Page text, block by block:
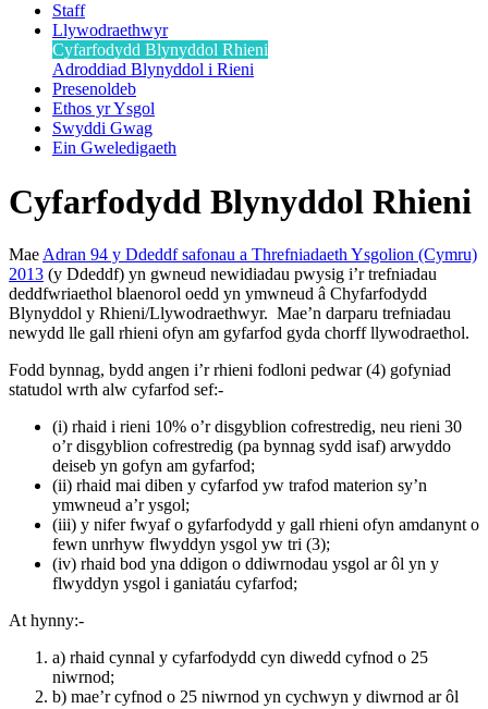
Staff
Llywodraethwyr
Cyfarfodydd Blynyddol Rhieni
Adroddiad Blynyddol i Rieni
Presenoldeb
Ethos yr Ysgol
Swyddi Gwag
Ein Gweledigaeth
Cyfarfodydd Blynyddol Rhieni
Mae Adran 94 y Ddeddf safonau a Threfniadaeth Ysgolion (Cymru)
2013 (y Ddeddf) yn gwneud newidiadau pwysig i’r trefniadau
deddfwriaethol blaenorol oedd yn ymwneud â Chyfarfodydd
Blynyddol y Rhieni/Llywodraethwyr. Mae’n darparu trefniadau
newydd lle gall rhieni ofyn am gyfarfod gyda chorff llywodraethol.
Fodd bynnag, bydd angen i’r rhieni fodloni pedwar (4) gofyniad
statudol wrth alw cyfarfod sef:-
(i) rhaid i rieni 10% o’r disgyblion cofrestredig, neu rieni 30
o’r disgyblion cofrestredig (pa bynnag sydd isaf) arwyddo
deiseb yn gofyn am gyfarfod;
(ii) rhaid mai diben y cyfarfod yw trafod materion sy’n
ymwneud a’r ysgol;
(iii) y nifer fwyaf o gyfarfodydd y gall rhieni ofyn amdanynt o
fewn unrhyw flwyddyn ysgol yw tri (3);
(iv) rhaid bod yna ddigon o ddiwrnodau ysgol ar ôl yn y
flwyddyn ysgol i ganiatáu cyfarfod;
At hynny:-
a) rhaid cynnal y cyfarfodydd cyn diwedd cyfnod o 25
niwrnod;
b) mae’r cyfnod o 25 niwrnod yn cychwyn y diwrnod ar ôl